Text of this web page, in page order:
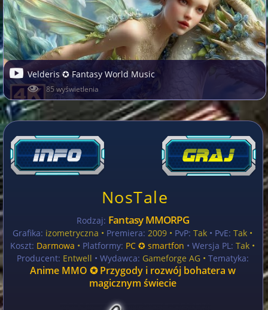
Velderis ✪ Fantasy World Music
85 wyświetlenia
NosTale
Rodzaj: Fantasy MMORPG
Grafika: izometryczna • Premiera: 2009 • PvP: Tak • PvE: Tak •
Koszt: Darmowa • Platformy: PC ✪ smartfon • Wersja PL: Tak •
Producent: Entwell • Wydawca: Gameforge AG • Tematyka:
Anime MMO ✪ Przygody i rozwój bohatera w
magicznym świecie